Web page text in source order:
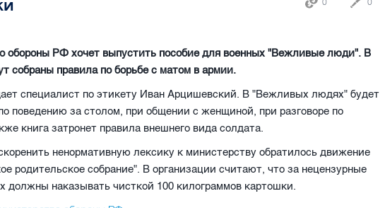
обороны РФ хочет выпустить пособие для военных "Вежливые люди". В
собраны правила по борьбе с матом в армии.
специалист по этикету Иван Арцишевский. В "Вежливых людях" будет
поведению за столом, при общении с женщиной, при разговоре по
книга затронет правила внешнего вида солдата.
ненормативную лексику к министерству обратилось движение
родительское собрание". В организации считают, что за нецензурные
должны наказывать чисткой 100 килограммов картошки.